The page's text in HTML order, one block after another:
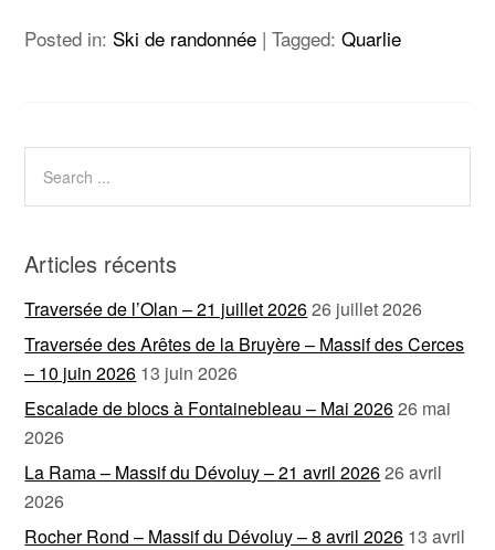
Posted in: Ski de randonnée |Tagged:Quarlie
Articles récents
Traversée de l’Olan – 21 juillet 202626 juillet 2026
Traversée des Arêtes de la Bruyère – Massif des Cerces
– 10 juin 2026 13 juin 2026
Escalade de blocs à Fontainebleau – Mai 202626 mai
2026
La Rama – Massif du Dévoluy – 21 avril 202626 avril
2026
Rocher Rond – Massif du Dévoluy – 8 avril 2026 13 avril